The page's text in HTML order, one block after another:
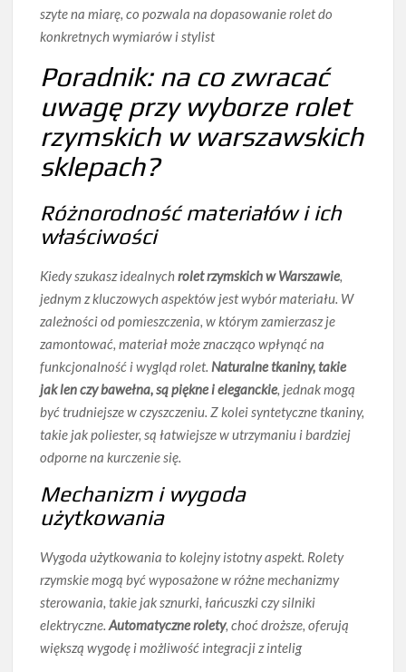
szyte na miarę, co pozwala na dopasowanie rolet do
konkretnych wymiarów i stylist
Poradnik: na co zwracać
uwagę przy wyborze rolet
rzymskich w warszawskich
sklepach?
Różnorodność materiałów i ich
właściwości
Kiedy szukasz idealnychrolet rzymskich w Warszawie,
jednym z kluczowych aspektów jest wybór materiału. W
zależności od pomieszczenia, w którym zamierzasz je
zamontować, materiał może znacząco wpłynąć na
funkcjonalność i wygląd rolet. Naturalne tkaniny, takie
jak len czy bawełna, są piękne i eleganckie, jednak mogą
być trudniejsze w czyszczeniu. Z koleisyntetyczne tkaniny,
takie jak poliester, są łatwiejsze w utrzymaniu i bardziej
odporne na kurczenie się.
Mechanizm i wygoda
użytkowania
Wygoda użytkowania to kolejny istotny aspekt. Rolety
rzymskie mogą być wyposażone w różne mechanizmy
sterowania, takie jak sznurki, łańcuszki czy silniki
elektryczne.Automatyczne rolety, choć droższe, oferują
większą wygodę i możliwość integracji z intelig